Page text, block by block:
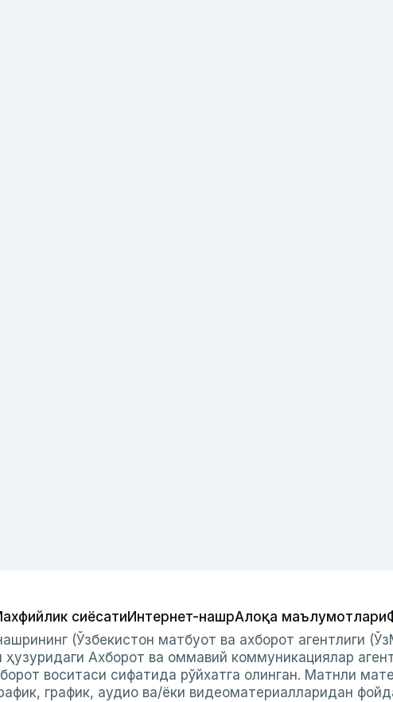
сиёсатиИнтернет-нашрАлоқа маълумотлари
(Ўзбекистон матбуот ва ахборот агентлиги
Ахборот ва оммавий коммуникациялар
воситаси сифатида рўйхатга олинган. Матнли
график, аудио ва/ёки видеоматериалларидан